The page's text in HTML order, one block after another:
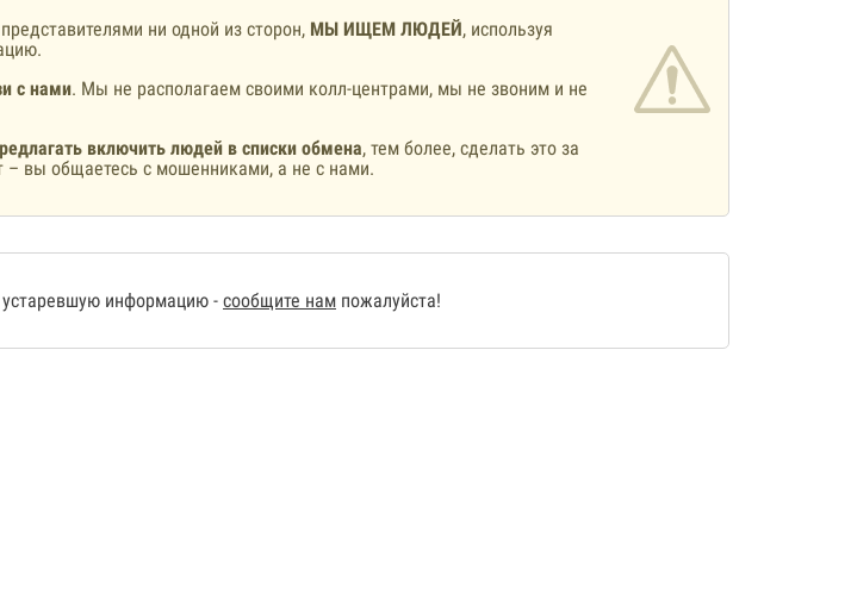
ни одной из сторон, МЫ ИЩЕМ ЛЮДЕЙ, используя
с нами. Мы не располагаем своими колл-центрами, мы не звоним и не
включить людей в списки обмена, тем более, сделать это за
– вы общаетесь с мошенниками, а не с нами.
информацию - сообщите нам пожалуйста!